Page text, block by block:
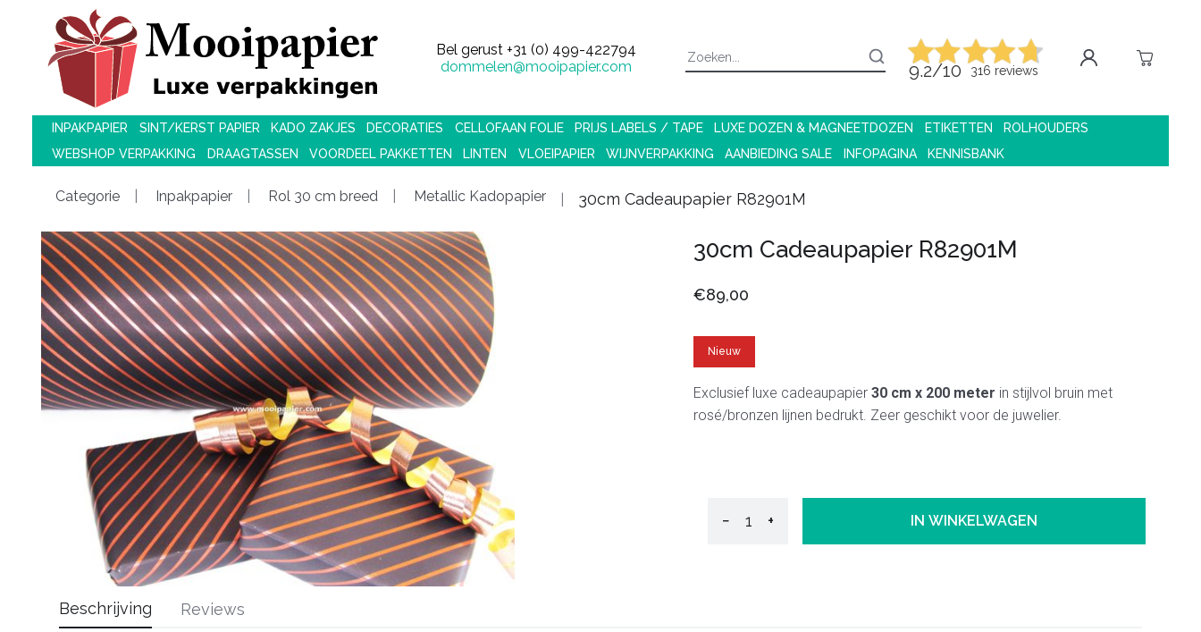
Bel gerust +31 (0) 499-422794
dommelen@mooipapier.com
9.2/10 316 reviews
INPAKPAPIER SINT/KERST PAPIER KADO ZAKJES DECORATIES CELLOFAAN FOLIE PRIJS LABELS / TAPE LUXE DOZEN & MAGNEETDOZEN ETIKETTEN
ROLHOUDERS
WEBSHOP VERPAKKING
DRAAGTASSEN VOORDEEL PAKKETTEN LINTEN VLOEIPAPIER WIJNVERPAKKING AANBIEDING SALE INFOPAGINA KENNISBANK
Categorie Inpakpapier Rol 30 cm breed Metallic Kadopapier 30cm Cadeaupapier R82901M
30cm Cadeaupapier R82901M
€89,00
Nieuw
Exclusief luxe cadeaupapier 30 cm x 200 meter in stijlvol bruin met
rosé/bronzen lijnen bedrukt. Zeer geschikt voor de juwelier.
− + IN WINKELWAGEN
Beschrijving Reviews